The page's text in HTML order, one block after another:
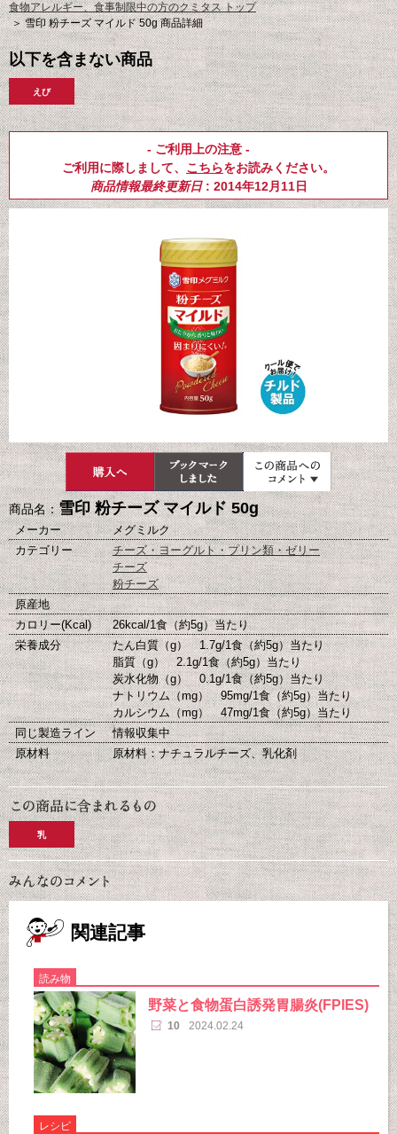
食物アレルギー、食事制限中の方のクミタス トップ
＞雪印 粉チーズ マイルド 50g 商品詳細
以下を含まない商品
えび
- ご利用上の注意 -
ご利用に際しまして、 こちらをお読みください。
商品情報最終更新日: 2014年12月11日
商品名：雪印 粉チーズ マイルド 50g
メーカー
メグミルク
カテゴリー
チーズ・ヨーグルト・プリン類・ゼリー
チーズ
粉チーズ
原産地
カロリー(Kcal)
26kcal/1食（約5g）当たり
栄養成分
たん白質（g） 1.7g/1食（約5g）当たり
脂質（g） 2.1g/1食（約5g）当たり
炭水化物（g） 0.1g/1食（約5g）当たり
ナトリウム（mg） 95mg/1食（約5g）当たり
カルシウム（mg） 47mg/1食（約5g）当たり
同じ製造ライン
情報収集中
原材料
原材料：ナチュラルチーズ、乳化剤
乳
関連記事
読み物
野菜と食物蛋白誘発胃腸炎(FPIES)
10 2024.02.24
レシピ